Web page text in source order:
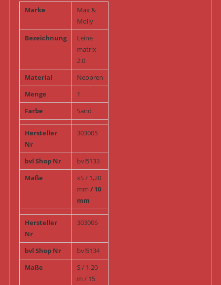
Marke
Max &
Molly
Bezeichnung
Leine
matrix
2.0
Material
Neopren
Menge
1
Farbe
Sand
Hersteller
Nr
303005
bvl Shop Nr
bvl5133
Maße
xS / 1,20
mm / 10
mm
Hersteller
Nr
303006
bvl Shop Nr
bvl5134
Maße
S / 1,20
m / 15